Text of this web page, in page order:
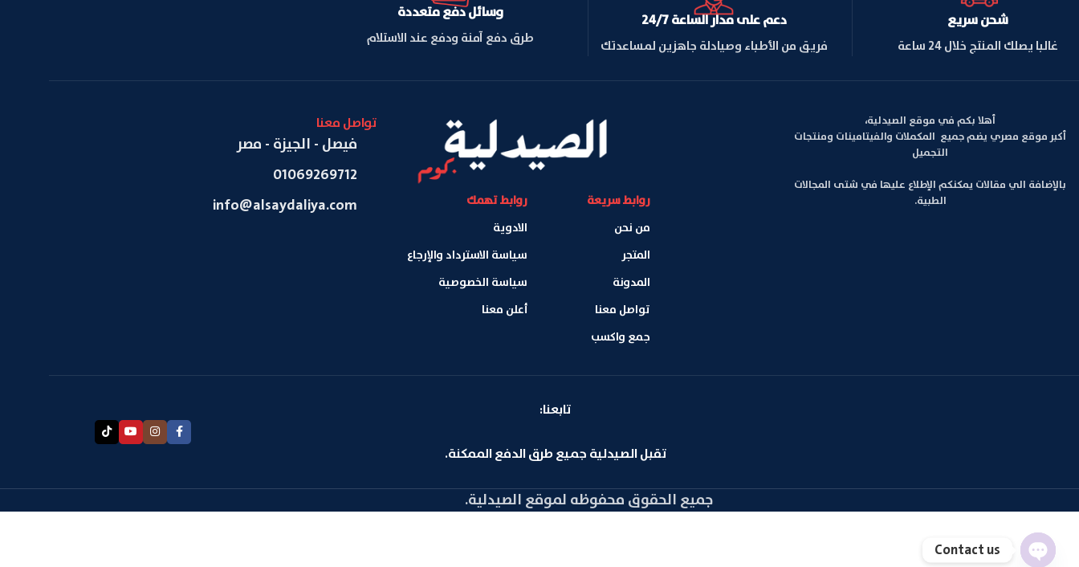
شحن سريع
غالبا يصلك المنتج خلال 24 ساعة
دعم على مدار الساعة 24/7
فريق من الأطباء وصيادلة جاهزين لمساعدتك
وسائل دفع متعددة
طرق دفع آمنة ودفع عند الاستلام
أهلا بكم في موقع الصيدلية،
أكبر موقع مصري يضم جميع المكملات والفيتامينات ومنتجات
التجميل
بالإضافة الي مقالات يمكنكم الإطلاع عليها في شتى المجالات
الطبية.
روابط سريعة
من نحن
المتجر
المدونة
تواصل معنا
جمع واكسب
روابط تهمك
الادوية
سياسة الاسترداد والإرجاع
سياسة الخصوصية
أعلن معنا
تواصل معنا
فيصل - الجيزة - مصر
01069269712
info@alsaydaliya.com
تابعنا:
تقبل الصيدلية جميع طرق الدفع الممكنة.
جميع الحقوق محفوظه لموقع الصيدلية.
Contact us